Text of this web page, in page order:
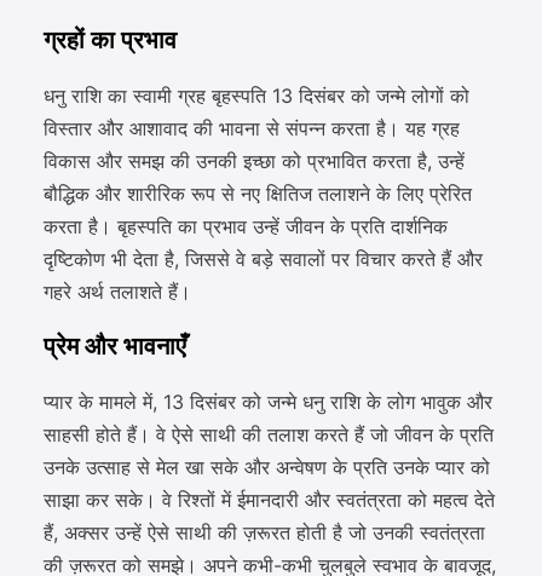
ग्रहों का प्रभाव
धनु राशि का स्वामी ग्रह बृहस्पति 13 दिसंबर को जन्मे लोगों को
विस्तार और आशावाद की भावना से संपन्न करता है। यह ग्रह
विकास और समझ की उनकी इच्छा को प्रभावित करता है, उन्हें
बौद्धिक और शारीरिक रूप से नए क्षितिज तलाशने के लिए प्रेरित
करता है। बृहस्पति का प्रभाव उन्हें जीवन के प्रति दार्शनिक
दृष्टिकोण भी देता है, जिससे वे बड़े सवालों पर विचार करते हैं और
गहरे अर्थ तलाशते हैं।
प्रेम और भावनाएँ
प्यार के मामले में, 13 दिसंबर को जन्मे धनु राशि के लोग भावुक और
साहसी होते हैं। वे ऐसे साथी की तलाश करते हैं जो जीवन के प्रति
उनके उत्साह से मेल खा सके और अन्वेषण के प्रति उनके प्यार को
साझा कर सके। वे रिश्तों में ईमानदारी और स्वतंत्रता को महत्व देते
हैं, अक्सर उन्हें ऐसे साथी की ज़रूरत होती है जो उनकी स्वतंत्रता
की ज़रूरत को समझे। अपने कभी-कभी चुलबुले स्वभाव के बावजूद,